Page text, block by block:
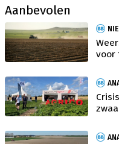
Aanbevolen
voor